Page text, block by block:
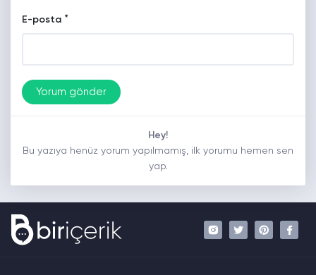
E-posta *
Hey!
Bu yazıya henüz yorum yapılmamış, ilk yorumu hemen sen
yap.